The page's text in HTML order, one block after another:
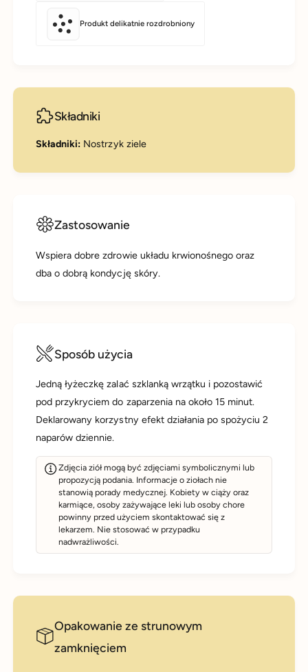
Produkt delikatnie rozdrobniony
Składniki
Składniki: Nostrzyk ziele
Zastosowanie
Wspiera dobre zdrowie układu krwionośnego oraz
dba o dobrą kondycję skóry.
Sposób użycia
Jedną łyżeczkę zalać szklanką wrzątku i pozostawić
pod przykryciem do zaparzenia na około 15 minut.
Deklarowany korzystny efekt działania po spożyciu 2
naparów dziennie.
Zdjęcia ziół mogą być zdjęciami symbolicznymi lub
propozycją podania. Informacje o ziołach nie
stanowią porady medycznej. Kobiety w ciąży oraz
karmiące, osoby zażywające leki lub osoby chore
powinny przed użyciem skontaktować się z
lekarzem. Nie stosować w przypadku
nadwrażliwości.
Opakowanie ze strunowym
zamknięciem